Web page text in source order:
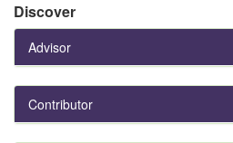
Discover
Advisor
Contributor